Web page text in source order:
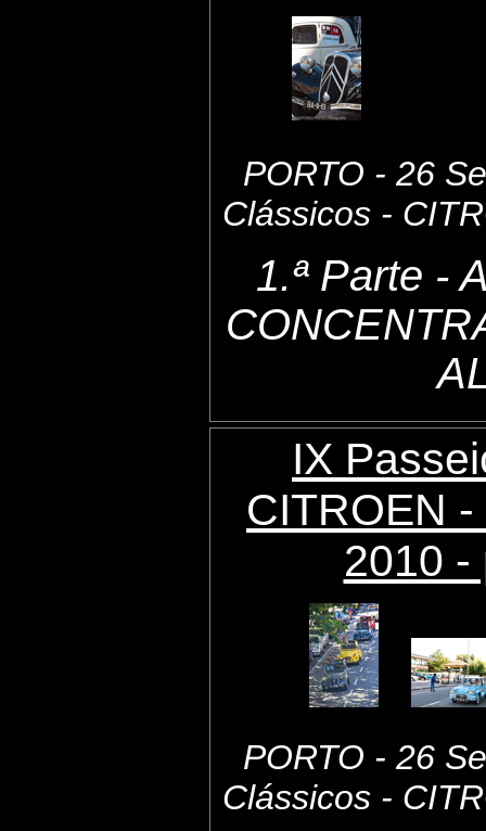
PORTO - 26
Clássicos -
1.ª Parte -
IX
CITROEN
2010 -
PORTO - 26
Clássicos -